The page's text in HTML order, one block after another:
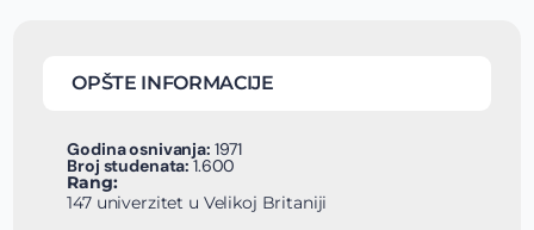
OPŠTE INFORMACIJE
Godina osnivanja: 1971
Broj studenata:1.600
Rang:
147 univerzitet u Velikoj Britaniji